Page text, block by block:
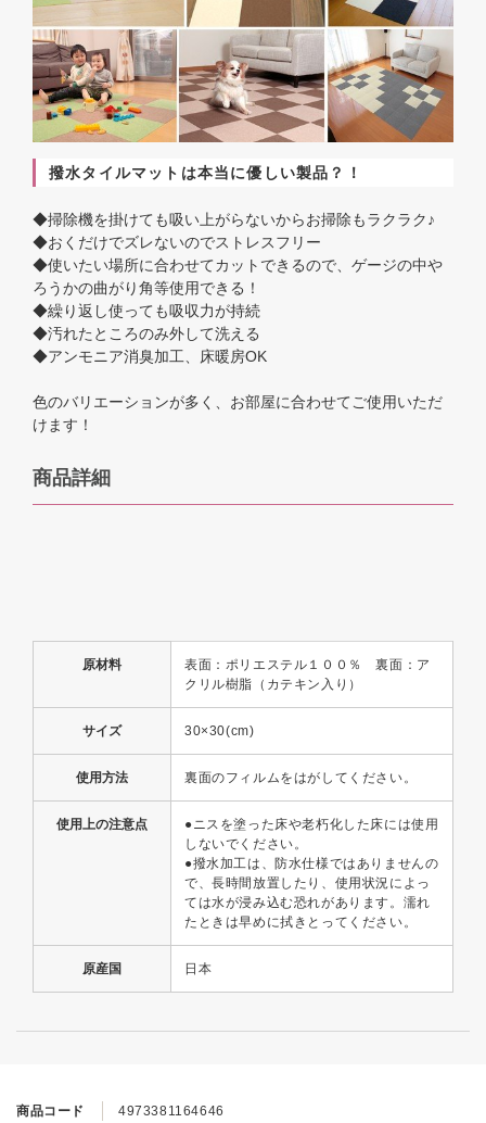
商品コード 4973381164646
撥水タイルマットは本当に優しい製品？！
◆掃除機を掛けても吸い上がらないからお掃除もラクラク♪
◆おくだけでズレないのでストレスフリー
◆使いたい場所に合わせてカットできるので、ゲージの中や
ろうかの曲がり角等使用できる！
◆繰り返し使っても吸収力が持続
◆汚れたところのみ外して洗える
◆アンモニア消臭加工、床暖房OK
色のバリエーションが多く、お部屋に合わせてご使用いただ
けます！
商品詳細
原材料
表面：ポリエステル１００％ 裏面：ア
クリル樹脂（カテキン入り）
サイズ 30×30(cm)
使用方法 裏面のフィルムをはがしてください。
使用上の注意点
●ニスを塗った床や老朽化した床には使用
しないでください。
●撥水加工は、防水仕様ではありませんの
で、長時間放置したり、使用状況によっ
ては水が浸み込む恐れがあります。濡れ
たときは早めに拭きとってください。
原産国 日本